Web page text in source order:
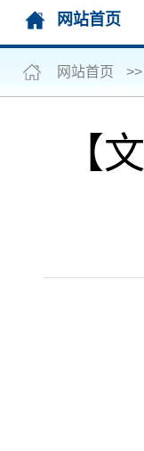
网站首页
网站首页 >>
【